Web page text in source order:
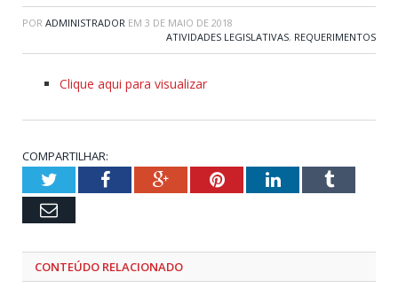
POR ADMINISTRADOR EM 3 DE MAIO DE 2018
ATIVIDADES LEGISLATIVAS, REQUERIMENTOS
Clique aqui para visualizar
COMPARTILHAR:
TwitterFacebookGoogle+PinterestLinkedInTumblr
Email
CONTEÚDO RELACIONADO